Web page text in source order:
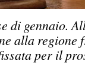
di gennaio.
alla regione
per il